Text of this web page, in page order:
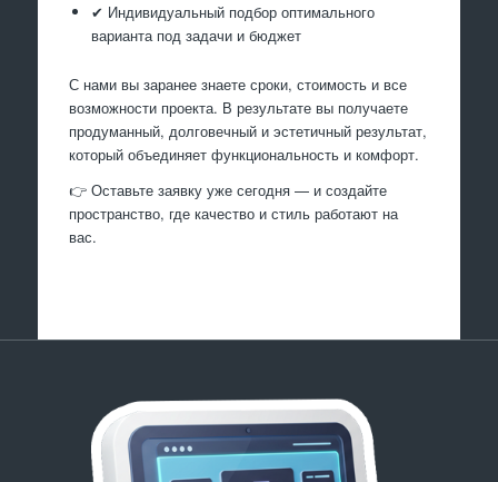
✔ Индивидуальный подбор оптимального
варианта под задачи и бюджет
С нами вы заранее знаете сроки, стоимость и все
возможности проекта. В результате вы получаете
продуманный, долговечный и эстетичный результат,
который объединяет функциональность и комфорт.
👉 Оставьте заявку уже сегодня — и создайте
пространство, где качество и стиль работают на
вас.